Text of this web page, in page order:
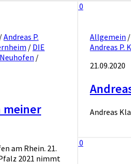
/Andreas P.
/ DIE
Neuhofen /
meiner
am Rhein. 21.
2021 nimmt
0
Allgemein /
Andreas P.
21.09.2020
Andreas
0